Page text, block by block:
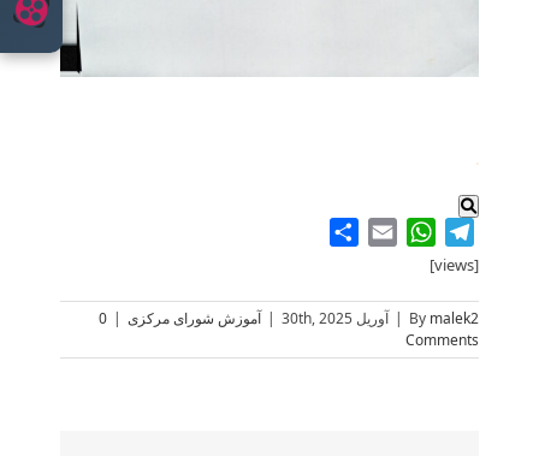
.
Telegram
WhatsApp
Email
[views]
By malek2
| آوریل 30th, 2025 | آموزش شورای مرکزی |
0
Comments